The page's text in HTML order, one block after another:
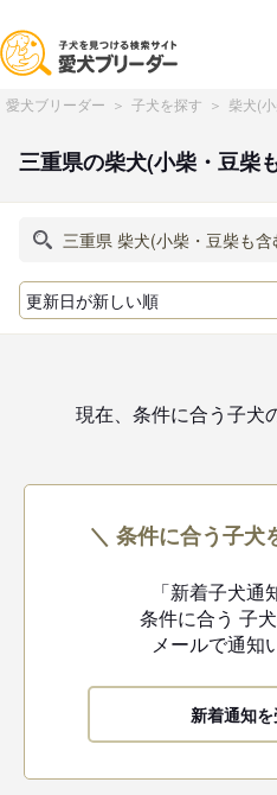
愛犬ブリーダー 子犬を探す 柴犬(
三重県の柴犬(小柴・豆柴
現在、条件に合う子犬
＼ 条件に合う子犬
「新着子犬通
条件に合う 子
メールで通知
新着通知